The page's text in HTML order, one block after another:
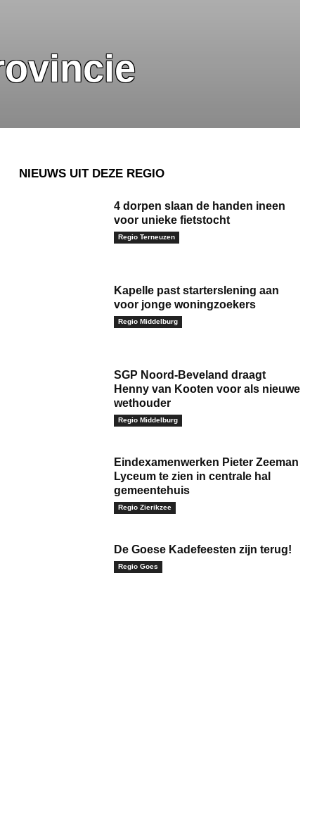
NIEUWS UIT DEZE REGIO
4 dorpen slaan de handen ineen
voor unieke fietstocht
Regio Terneuzen
Kapelle past starterslening aan
voor jonge woningzoekers
Regio Middelburg
SGP Noord-Beveland draagt
Henny van Kooten voor als nieuwe
wethouder
Regio Middelburg
Eindexamenwerken Pieter Zeeman
Lyceum te zien in centrale hal
gemeentehuis
Regio Zierikzee
De Goese Kadefeesten zijn terug!
Regio Goes